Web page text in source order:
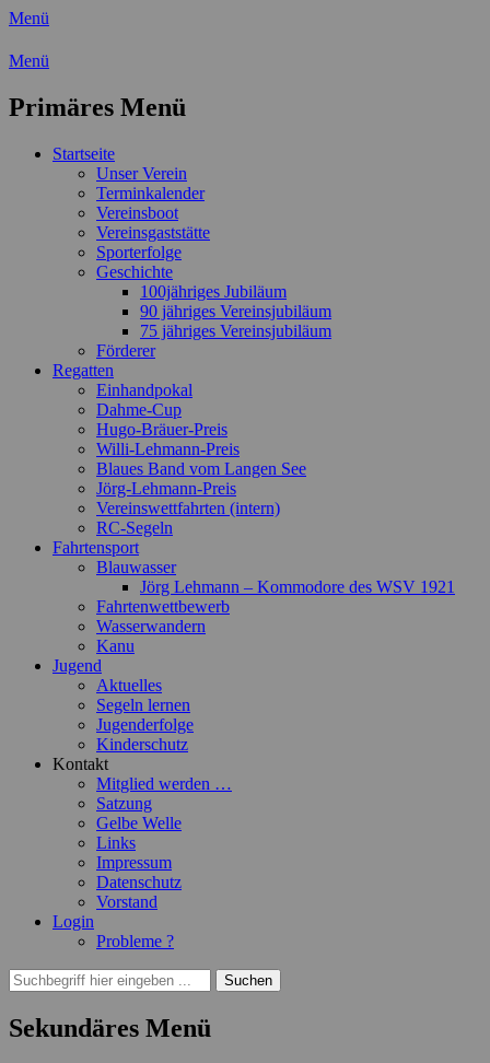
Menü
Wassersport-Verein 1921 e.V.
Freizeit mit der ganzen Familie
Menü
Primäres Menü
Zum
Startseite
Unser Verein
Terminkalender
Vereinsboot
Vereinsgaststätte
Sporterfolge
Geschichte
100jähriges Jubiläum
90 jähriges Vereinsjubiläum
75 jähriges Vereinsjubiläum
Förderer
Regatten
Einhandpokal
Dahme-Cup
Hugo-Bräuer-Preis
Willi-Lehmann-Preis
Blaues Band vom Langen See
Jörg-Lehmann-Preis
Vereinswettfahrten (intern)
RC-Segeln
Fahrtensport
Blauwasser
Jörg Lehmann – Kommodore des WSV 1921
Fahrtenwettbewerb
Wasserwandern
Kanu
Jugend
Aktuelles
Segeln lernen
Jugenderfolge
Kinderschutz
Kontakt
Mitglied werden …
Satzung
Gelbe Welle
Links
Impressum
Datenschutz
Vorstand
Login
Probleme ?
Suchen
Suchen
nach:
Sekundäres Menü